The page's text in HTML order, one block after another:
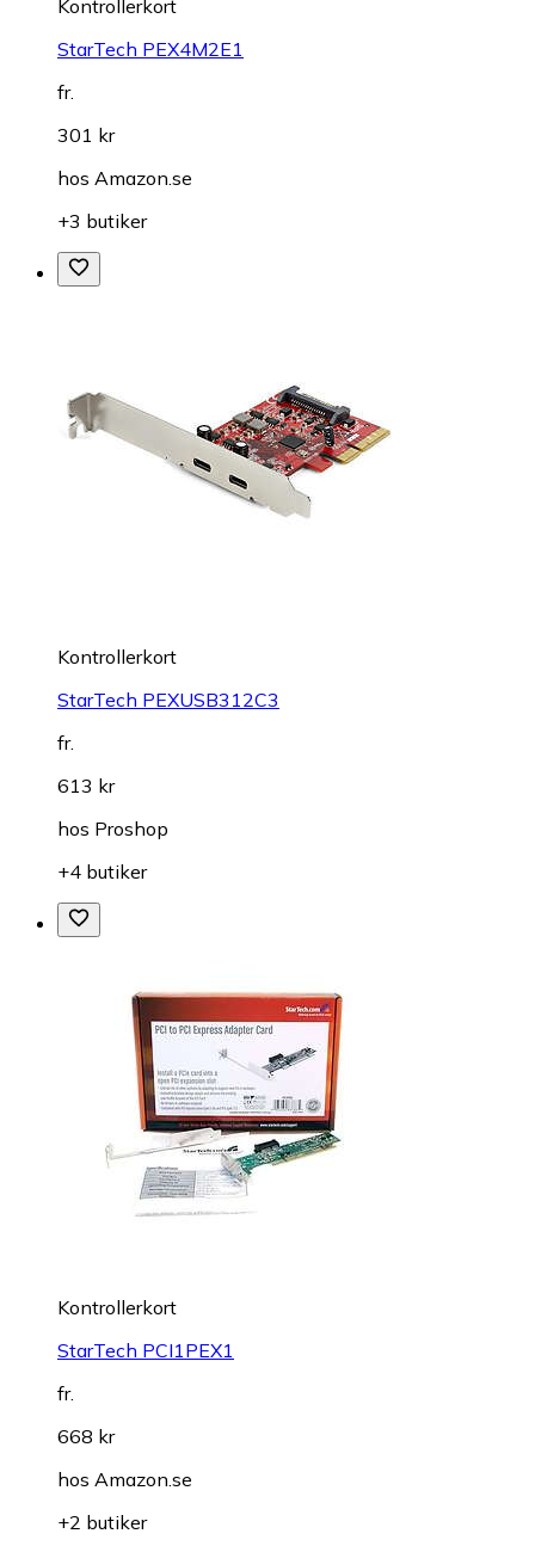
Kontrollerkort
StarTech PEX4M2E1
fr.
301 kr
hos Amazon.se
+3 butiker
Kontrollerkort
StarTech PEXUSB312C3
fr.
613 kr
hos Proshop
+4 butiker
Kontrollerkort
StarTech PCI1PEX1
fr.
668 kr
hos Amazon.se
+2 butiker